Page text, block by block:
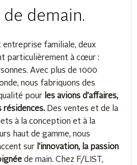
demain.
entreprise familiale, deux
particulièrement à cœur :
Avec plus de 1000
nous fabriquons des
pour les avions d'affaires,
résidences. Des ventes et de la
à la conception et à la
haut de gamme, nous
sur l'innovation, la passion
de main. Chez F/LIST,